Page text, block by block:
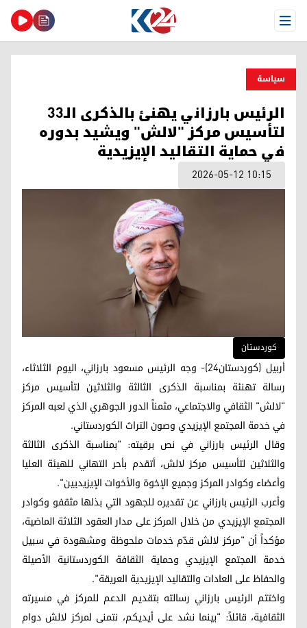
Open Menu
سیاسة
الرئيس بارزاني يهنئ بالذكرى الـ33
لتأسيس مركز "لالش" ويشيد بدوره
في حماية التقاليد الإيزيدية
2026-05-12 10:15
کوردستان
أربيل (كوردستان24)- وجه الرئيس مسعود بارزاني، اليوم الثلاثاء،
رسالة تهنئة بمناسبة الذكرى الثالثة والثلاثين لتأسيس مركز
"لالش" الثقافي والاجتماعي، مثمناً الدور الجوهري الذي لعبه المركز
في خدمة المجتمع الإيزيدي وصون التراث الكوردستاني.
وقال الرئيس بارزاني في نص برقيته: "بمناسبة الذكرى الثالثة
والثلاثين لتأسيس مركز لالش، أتقدم بأحر التهاني للهيئة العليا
وأعضاء وكوادر المركز وجميع الإخوة والأخوات الإيزيديين".
وأعرب الرئيس بارزاني عن تقديره للجهود التي بذلها مثقفو وكوادر
المجتمع الإيزيدي من خلال المركز على مدار العقود الثلاثة الماضية،
مؤكداً أن "مركز لالش قدّم خدمات ملحوظة ومشهودة في سبيل
خدمة المجتمع الإيزيدي وحماية الثقافة الكوردستانية الأصيلة
والحفاظ على العادات والتقاليد الإيزيدية العريقة".
واختتم الرئيس بارزاني رسالته بتقديم الدعم للمركز في مسيرته
الثقافية، قائلاً: "بينما نشد على أيديكم، نتمنى لمركز لالش دوام